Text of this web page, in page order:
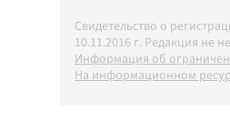
Свидетельство о
10.11.2016 г. Редакция не
Информация об
На информационном